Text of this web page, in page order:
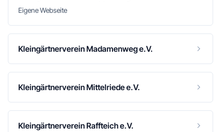
Eigene Webseite
Kleingärtnerverein Madamenweg e.V.
Kleingärtnerverein Mittelriede e.V.
Kleingärtnerverein Raffteich e.V.